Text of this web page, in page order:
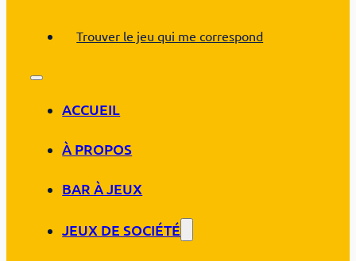
Trouver le jeu qui me correspond
ACCUEIL
À PROPOS
BAR À JEUX
JEUX DE SOCIÉTÉ